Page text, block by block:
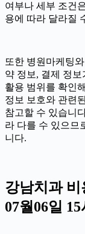
여부나 세부 조건
용에 따라 달라질
또한 병원마케팅
약 정보, 결제 정
활용 범위를 확인
정보 보호와 관련
참고할 수 있습니
라 다를 수 있으므
니다.
강남치과 비
07월06일